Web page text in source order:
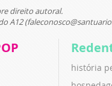
direito autoral.
A12
história